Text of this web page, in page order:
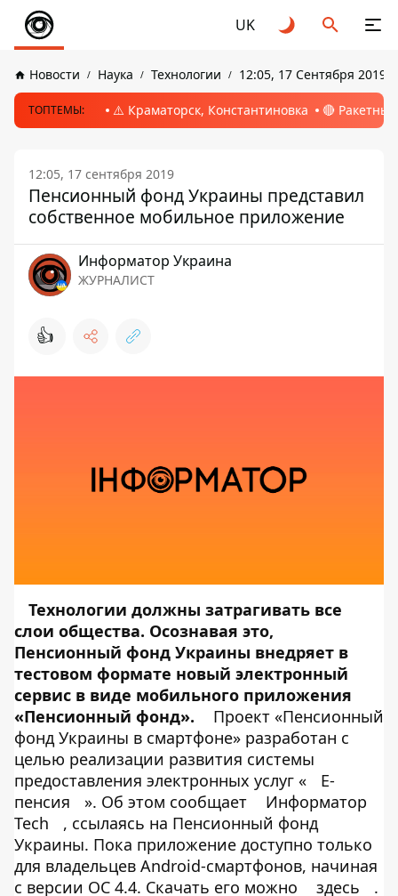
UK
Новости Наука Технологии 12:05, 17 Сентября 2019
ТОПТЕМЫ: ⚠️ Краматорск, Константиновка 🔴
12:05, 17 сентября 2019
Пенсионный фонд Украины представил
собственное мобильное приложение
Информатор Украина
ЖУРНАЛИСТ
👍
Технологии должны затрагивать все
слои общества. Осознавая это,
Пенсионный фонд Украины внедряет в
тестовом формате новый электронный
сервис в виде мобильного приложения
«Пенсионный фонд».
Проект «Пенсионный
фонд Украины в смартфоне» разработан с
целью реализации развития системы
предоставления электронных услуг «
Е-
пенсия
». Об этом сообщает
Информатор
Tech
, ссылаясь на Пенсионный фонд
Украины. Пока приложение доступно только
для владельцев Android-смартфонов, начиная
с версии ОС 4.4. Скачать его можно
здесь
.